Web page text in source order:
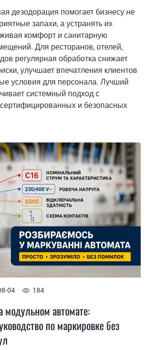
дезодорация помогает бизнесу не
запахи, а устранять их
комфорт и санитарную
Для ресторанов, отелей,
регулярная обработка снижает
улучшает впечатления клиентов
условия для персонала. Лучший
системный подход с
и безопасных
04 184
модульном автомате:
по маркировке без